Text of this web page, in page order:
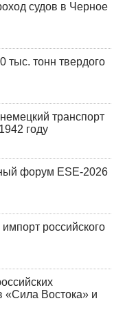
судов в Черное
тыс. тонн твердого
транспорт
году
форум ESE-2026
российского
«Сила Востока» и